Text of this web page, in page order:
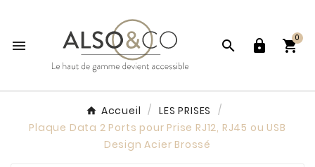
   
0
Accueil
LES PRISES
Plaque Data 2 Ports pour Prise RJ12, RJ45 ou USB
Design Acier Brossé